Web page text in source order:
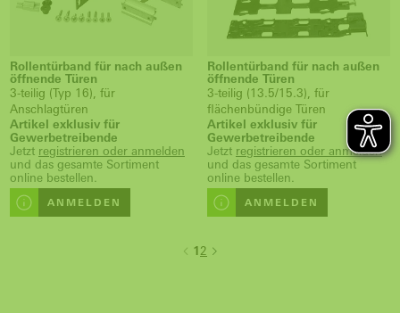
Rollentürband für nach außen
öffnende Türen
3-teilig (Typ 16), für
Anschlagtüren
Artikel exklusiv für
Gewerbetreibende
Jetzt registrieren oder anmelden
und das gesamte Sortiment
online bestellen.
ANMELDEN
Rollentürband für nach außen
öffnende Türen
3-teilig (13.5/15.3), für
flächenbündige Türen
Artikel exklusiv für
Gewerbetreibende
Jetzt registrieren oder anmelden
und das gesamte Sortiment
online bestellen.
ANMELDEN
1 2